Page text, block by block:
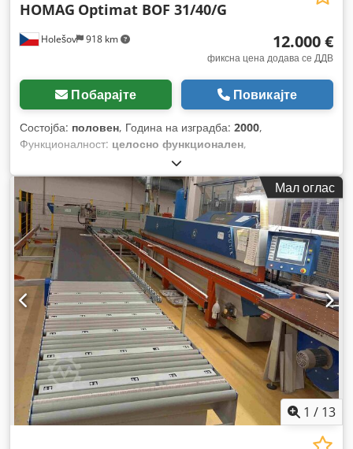
Holešov 918 km
HOMAG Optimat BOF 31/40/G
12.000 €
фиксна цена додава се ДДВ
Побарајте Повикајте
Состојба: половен, Година на изградба: 2000,
Функционалност: целосно функционален,
Мал оглас
1 / 13